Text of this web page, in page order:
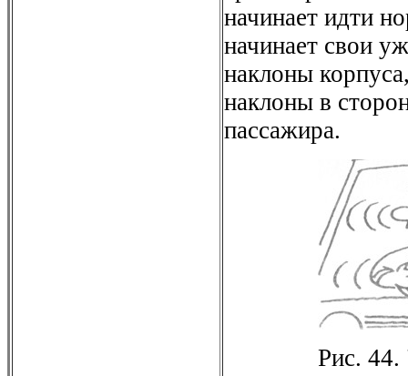
начинает идти
начинает свои
наклоны
наклоны в
пассажира.
Рис.